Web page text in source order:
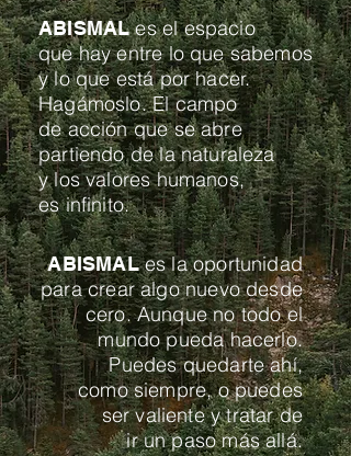
ABISMALes el espacio
que hay entre lo que sabemos
y lo que está por hacer.
Hagámoslo. El campo
de acción que se abre
partiendo de la naturaleza
y los valores humanos,
es infinito.
ABISMALes la oportunidad
para crear algo nuevodesde
cero. Aunque notodo el
mundopueda hacerlo.
Puedes quedarte ahí,
como siempre, o puedes
ser valiente y tratar de
ir un paso más allá.